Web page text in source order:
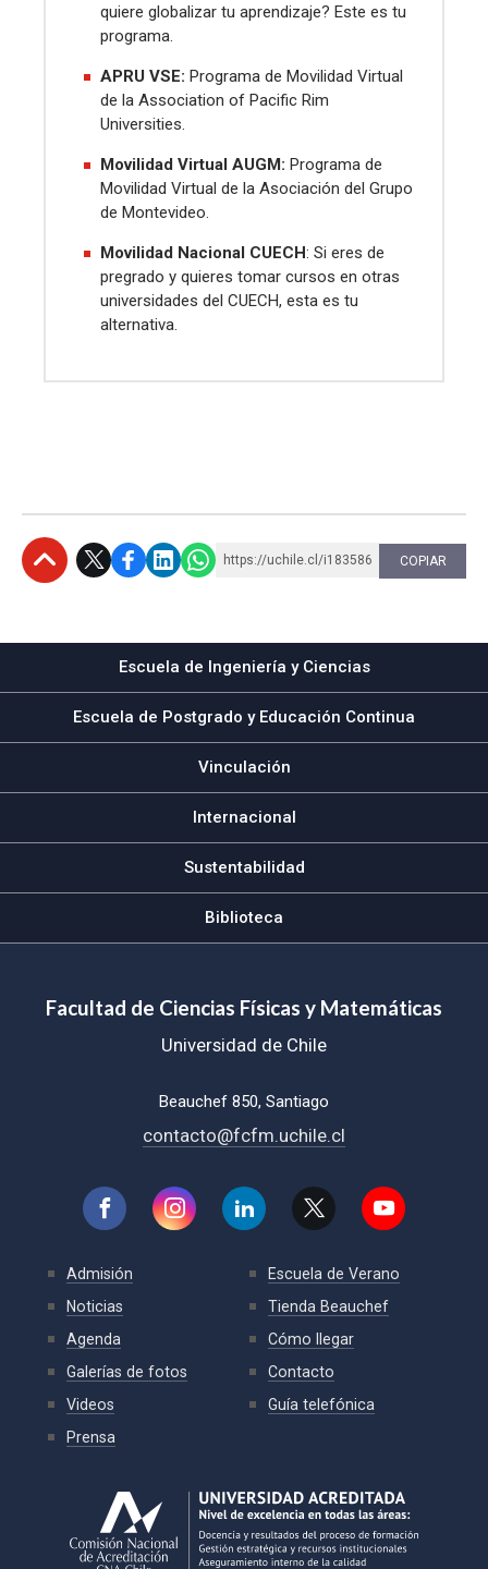
quiere globalizar tu aprendizaje? Este es tu
programa.
APRU VSE: Programa de Movilidad Virtual
de la Association of Pacific Rim
Universities.
Movilidad Virtual AUGM: Programa de
Movilidad Virtual de la Asociación del Grupo
de Montevideo.
Movilidad Nacional CUECH: Si eres de
pregrado y quieres tomar cursos en otras
universidades del CUECH, esta es tu
alternativa.
https://uchile.cl/i183586 COPIAR
Escuela de Ingeniería y Ciencias
Escuela de Postgrado y Educación Continua
Vinculación
Internacional
Sustentabilidad
Biblioteca
Facultad de Ciencias Físicas y Matemáticas
Universidad de Chile
Beauchef 850, Santiago
contacto@fcfm.uchile.cl
Admisión
Noticias
Agenda
Galerías de fotos
Videos
Prensa
Escuela de Verano
Tienda Beauchef
Cómo llegar
Contacto
Guía telefónica